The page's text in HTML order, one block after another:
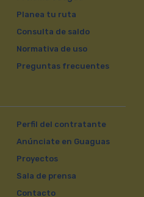
Planea tu ruta
Consulta de saldo
Normativa de uso
Preguntas frecuentes
Perfil del contratante
Anúnciate en Guaguas
Proyectos
Sala de prensa
Contacto